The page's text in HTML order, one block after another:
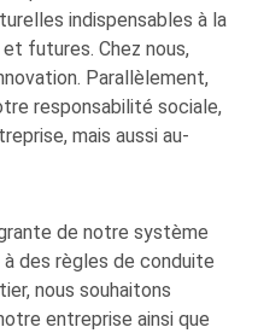
indispensables à la
futures. Chez nous,
Parallèlement,
responsabilité sociale,
mais aussi au-
de notre système
à des règles de conduite
nous souhaitons
entreprise ainsi que